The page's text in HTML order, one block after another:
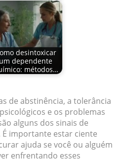
desintoxicar
um dependente
métodos…
de abstinência, a tolerância
e os problemas
alguns dos sinais de
importante estar ciente
ajuda se você ou alguém
enfrentando esses